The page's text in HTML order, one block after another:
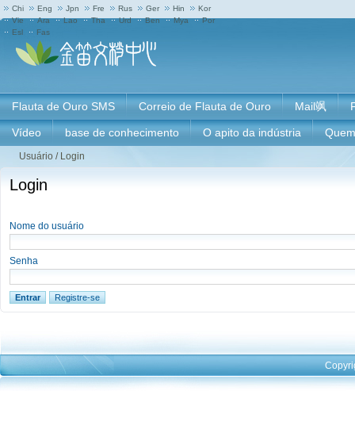
Chi Eng Jpn Fre Rus Ger Hin
Kor
Vie
Ara Lao Tha Urd Ben Mya
Por
Esl
Fas
Flauta de Ouro SMS Correio de Flauta de Ouro Mail飒
Vídeo base de conhecimento O apito da indústria
Usuário / Login
Login
Nome do usuário
Senha